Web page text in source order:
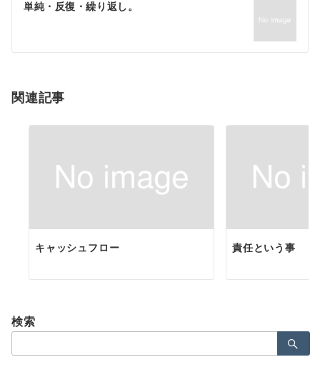
ゲ
シ
ン
単純・反復・繰り返し。
関連記事
キャッシュフロー 責任という事
検索
索：